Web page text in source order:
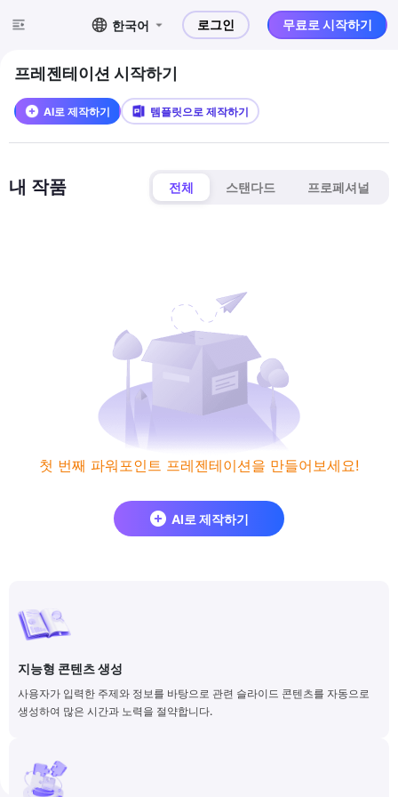
한국어 로그인 무료로 시작하기
프레젠테이션 시작하기
AI로 제작하기 템플릿으로 제작하기
내 작품 전체 스탠다드 프로페셔널
첫 번째 파워포인트 프레젠테이션을 만들어보세요!
AI로 제작하기
지능형 콘텐츠 생성
사용자가 입력한 주제와 정보를 바탕으로 관련 슬라이드 콘텐츠를 자동으로
생성하여 많은 시간과 노력을 절약합니다.